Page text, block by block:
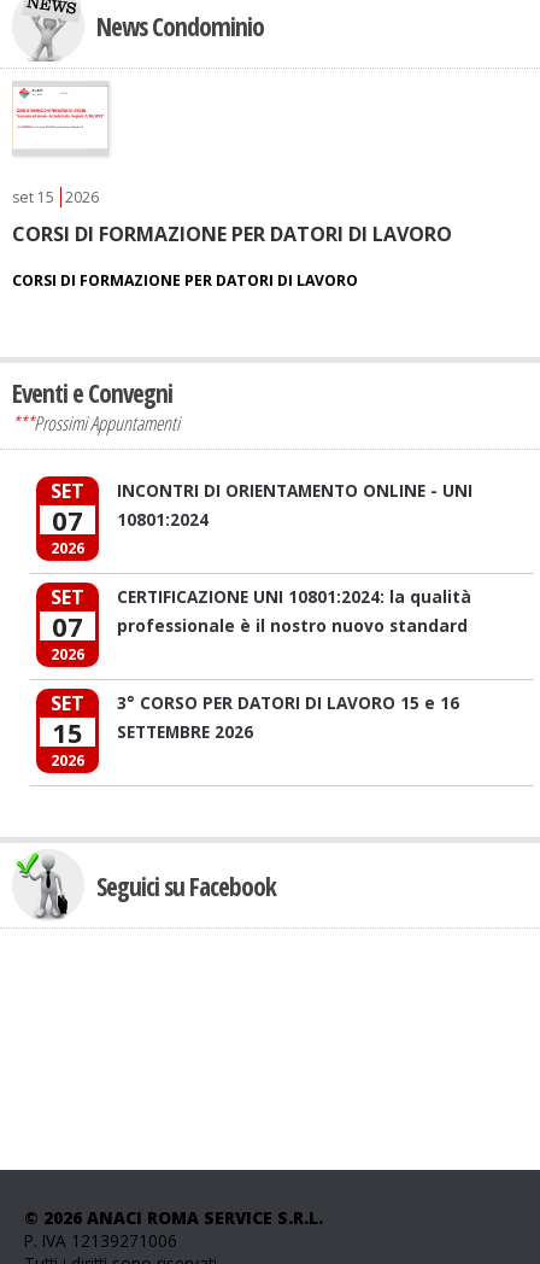
News Condominio
set 15 2026
CORSI DI FORMAZIONE PER DATORI DI LAVORO
CORSI DI FORMAZIONE PER DATORI DI LAVORO
Eventi e Convegni
***Prossimi Appuntamenti
SET
07
2026
INCONTRI DI ORIENTAMENTO ONLINE - UNI
10801:2024
SET
07
2026
CERTIFICAZIONE UNI 10801:2024: la qualità
professionale è il nostro nuovo standard
SET
15
2026
3° CORSO PER DATORI DI LAVORO 15 e 16
SETTEMBRE 2026
Seguici su Facebook
© 2026 ANACI ROMA SERVICE S.R.L.
P. IVA 12139271006